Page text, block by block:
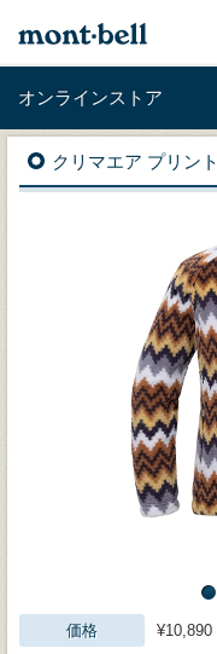
オンラインストア
クリマエア プリン
価格 ¥10,890